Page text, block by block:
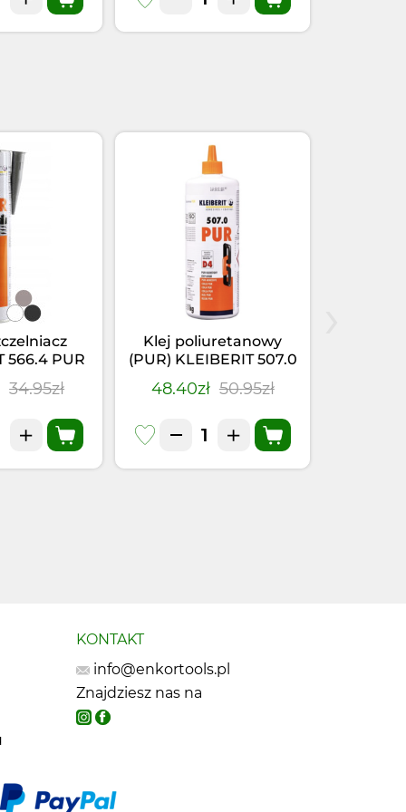
566.4 PUR
34.95zł
Klej poliuretanowy
(PUR) KLEIBERIT 507.0
(1kg)
48.40zł 50.95zł
KONTAKT
info@enkortools.pl
Znajdziesz nas na